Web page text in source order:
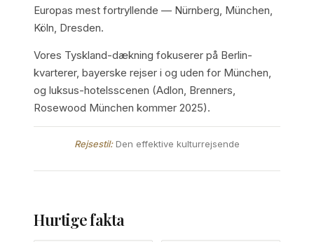
Europas mest fortryllende — Nürnberg, München,
Köln, Dresden.
Vores Tyskland-dækning fokuserer på Berlin-
kvarterer, bayerske rejser i og uden for München,
og luksus-hotelsscenen (Adlon, Brenners,
Rosewood München kommer 2025).
Rejsestil:Den effektive kulturrejsende
Hurtige fakta